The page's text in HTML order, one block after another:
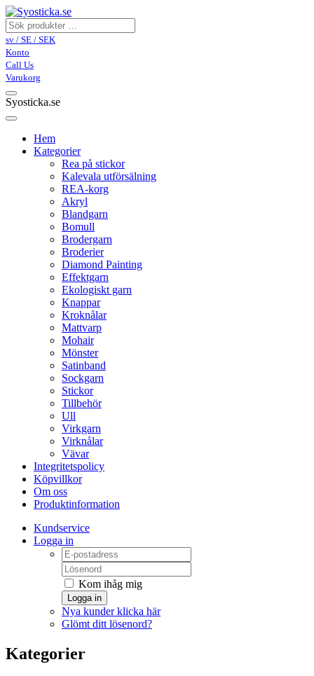
sv / SE / SEK
Konto
Call Us
Varukorg
Syosticka.se
Hem
Kategorier
Rea på stickor
Kalevala utförsälning
REA-korg
Akryl
Blandgarn
Bomull
Brodergarn
Broderier
Diamond Painting
Effektgarn
Ekologiskt garn
Knappar
Kroknålar
Mattvarp
Mohair
Mönster
Satinband
Sockgarn
Stickor
Tillbehör
Ull
Virkgarn
Virknålar
Vävar
Integritetspolicy
Köpvillkor
Om oss
Produktinformation
Kundservice
Logga in
Kom ihåg mig
Logga in
Nya kunder klicka här
Glömt ditt lösenord?
Kategorier